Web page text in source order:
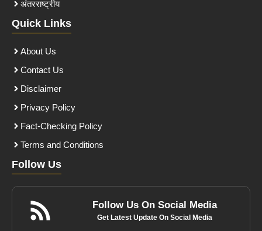
अंतरराष्ट्रीय
Quick Links
About Us
Contact Us
Disclaimer
Privacy Policy
Fact-Checking Policy
Terms and Conditions
Follow Us
Follow Us On Social Media
Get Latest Update On Social Media